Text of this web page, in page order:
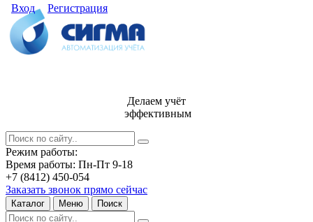
Вход Регистрация
Делаем учёт
эффективным
Режим работы:
Время работы: Пн-Пт 9-18
+7 (8412) 450-054
Заказать звонок прямо сейчас
Каталог Меню Поиск